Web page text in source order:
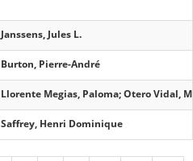
Janssens, Jules L.
Burton, Pierre-André
Llorente Megias, Paloma; Otero Vidal,
Saffrey, Henri Dominique